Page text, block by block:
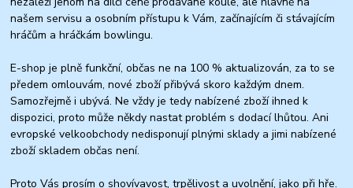
našem servisu a osobním přístupu k Vám, začínajícím či stávajícím
hráčům a hráčkám bowlingu.
E-shop je plně funkční, občas ne na 100 % aktualizován, za to se
předem omlouvám, nové zboží přibývá skoro každým dnem.
Samozřejmě i ubývá. Ne vždy je tedy nabízené zboží ihned k
dispozici, proto může někdy nastat problém s dodací lhůtou. Ani
evropské velkoobchody nedisponují plnými sklady a jimi nabízené
zboží skladem občas není.
Proto Vás prosím o shovívavost, trpělivost a uvolnění, jako při hře.